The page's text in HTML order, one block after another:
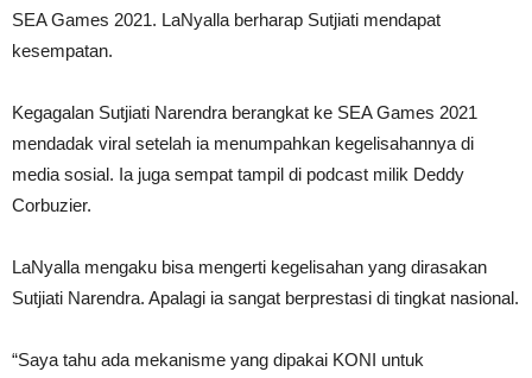
SEA Games 2021. LaNyalla berharap Sutjiati mendapat
kesempatan.
Kegagalan Sutjiati Narendra berangkat ke SEA Games 2021
mendadak viral setelah ia menumpahkan kegelisahannya di
media sosial. Ia juga sempat tampil di podcast milik Deddy
Corbuzier.
LaNyalla mengaku bisa mengerti kegelisahan yang dirasakan
Sutjiati Narendra. Apalagi ia sangat berprestasi di tingkat nasional.
“Saya tahu ada mekanisme yang dipakai KONI untuk